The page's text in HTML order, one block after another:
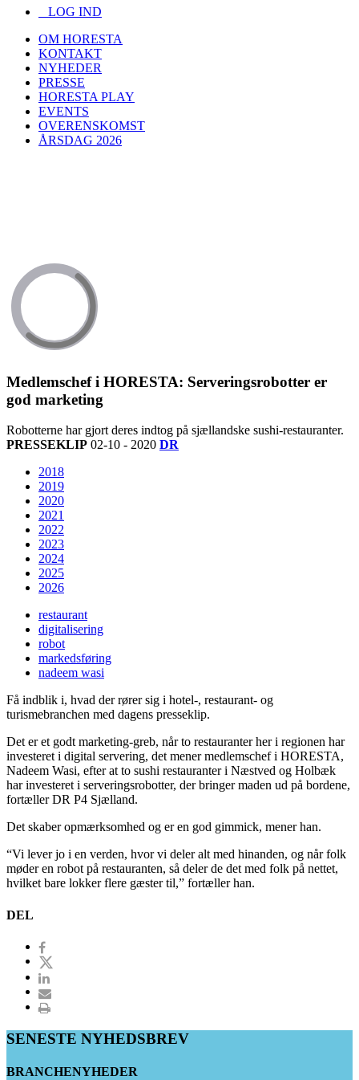
LOG IND
OM HORESTA
KONTAKT
NYHEDER
PRESSE
HORESTA PLAY
EVENTS
OVERENSKOMST
ÅRSDAG 2026
Medlemschef i HORESTA: Serveringsrobotter er
god marketing
Robotterne har gjort deres indtog på sjællandske sushi-restauranter.
PRESSEKLIP 02-10 - 2020 DR
2018
2019
2020
2021
2022
2023
2024
2025
2026
restaurant
digitalisering
robot
markedsføring
nadeem wasi
Få indblik i, hvad der rører sig i hotel-, restaurant- og
turismebranchen med dagens presseklip.
Det er et godt marketing-greb, når to restauranter her i regionen har
investeret i digital servering, det mener medlemschef i HORESTA,
Nadeem Wasi, efter at to sushi restauranter i Næstved og Holbæk
har investeret i serveringsrobotter, der bringer maden ud på bordene,
fortæller DR P4 Sjælland.
Det skaber opmærksomhed og er en god gimmick, mener han.
“Vi lever jo i en verden, hvor vi deler alt med hinanden, og når folk
møder en robot på restauranten, så deler de det med folk på nettet,
hvilket bare lokker flere gæster til,” fortæller han.
DEL
SENESTE NYHEDSBREV
BRANCHENYHEDER